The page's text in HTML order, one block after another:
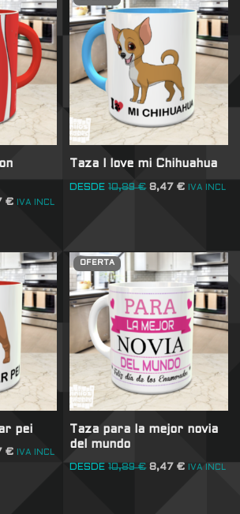
€ IVA INCL
Taza I love mi Chihuahua
DESDE 10,89€ 8,47€ IVA INCL
pei
€ IVA INCL
OFERTA
Taza para la mejor novia
del mundo
DESDE 10,89€ 8,47€ IVA INCL